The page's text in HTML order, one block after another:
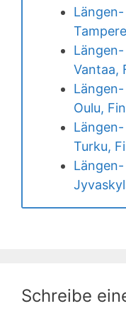
Vantaa,
Oulu,
Turku,
Schreibe